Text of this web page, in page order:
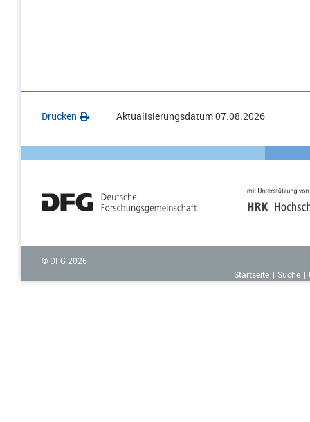
Drucken Aktualisierungsdatum07.08.2026
© DFG 2026
Startseite
Suche